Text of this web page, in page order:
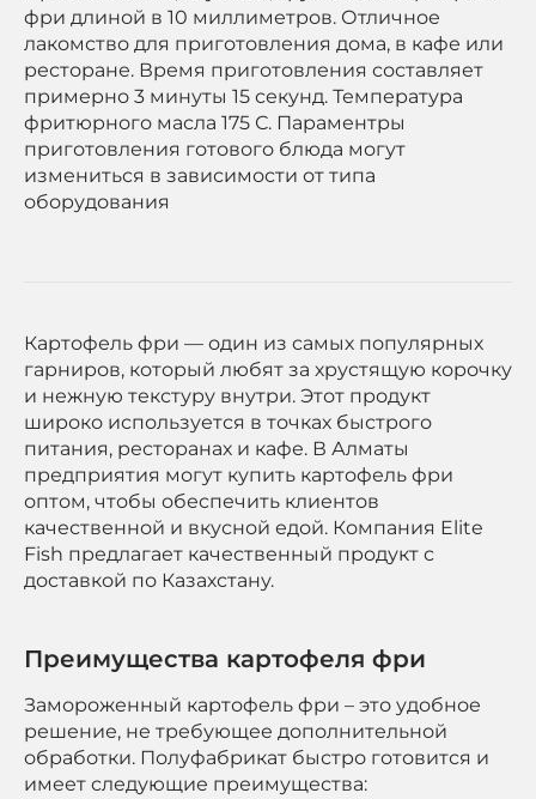
фри длиной в 10 миллиметров. Отличное
лакомство для приготовления дома, в кафе или
ресторане. Время приготовления составляет
примерно 3 минуты 15 секунд. Температура
фритюрного масла 175 С. Параментры
приготовления готового блюда могут
измениться в зависимости от типа
оборудования
Картофель фри — один из самых популярных
гарниров, который любят за хрустящую корочку
и нежную текстуру внутри. Этот продукт
широко используется в точках быстрого
питания, ресторанах и кафе. В Алматы
предприятия могут купить картофель фри
оптом, чтобы обеспечить клиентов
качественной и вкусной едой. Компания Elite
Fish предлагает качественный продукт с
доставкой по Казахстану.
Преимущества картофеля фри
Замороженный картофель фри – это удобное
решение, не требующее дополнительной
обработки. Полуфабрикат быстро готовится и
имеет следующие преимущества: